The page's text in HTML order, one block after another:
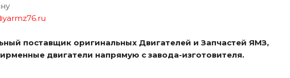
поставщик оригинальных Двигателей и Запчастей ЯМЗ,
двигатели напрямую с завода-изготовителя.